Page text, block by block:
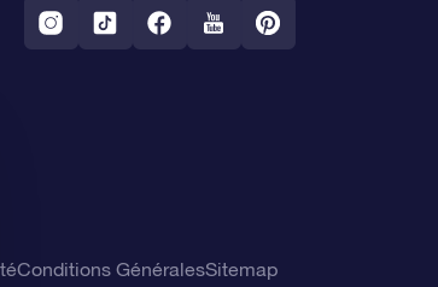
Conditions GénéralesSitemap